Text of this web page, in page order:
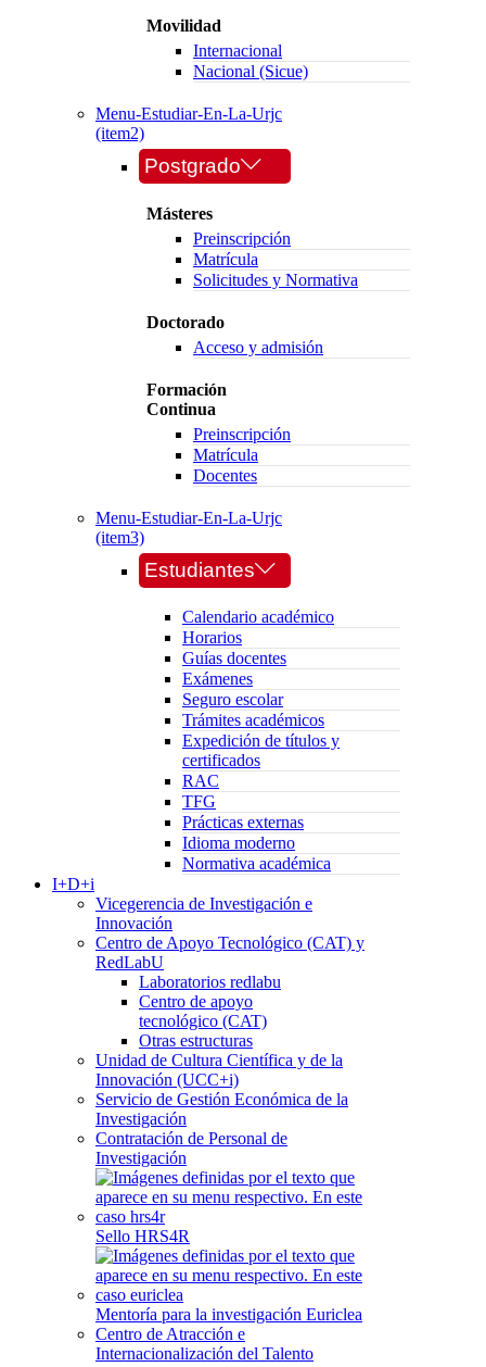
Movilidad
Internacional
Nacional (Sicue)
Menu-Estudiar-En-La-Urjc
(item2)
Postgrado
Másteres
Preinscripción
Matrícula
Solicitudes y Normativa
Doctorado
Acceso y admisión
Formación
Continua
Preinscripción
Matrícula
Docentes
Menu-Estudiar-En-La-Urjc
(item3)
Estudiantes
Calendario académico
Horarios
Guías docentes
Exámenes
Seguro escolar
Trámites académicos
Expedición de títulos y
certificados
RAC
TFG
Prácticas externas
Idioma moderno
Normativa académica
I+D+i
Vicegerencia de Investigación e
Innovación
Centro de Apoyo Tecnológico (CAT) y
RedLabU
Laboratorios redlabu
Centro de apoyo
tecnológico (CAT)
Otras estructuras
Unidad de Cultura Científica y de la
Innovación (UCC+i)
Servicio de Gestión Económica de la
Investigación
Contratación de Personal de
Investigación
Sello HRS4R
Mentoría para la investigación Euriclea
Centro de Atracción e
Internacionalización del Talento